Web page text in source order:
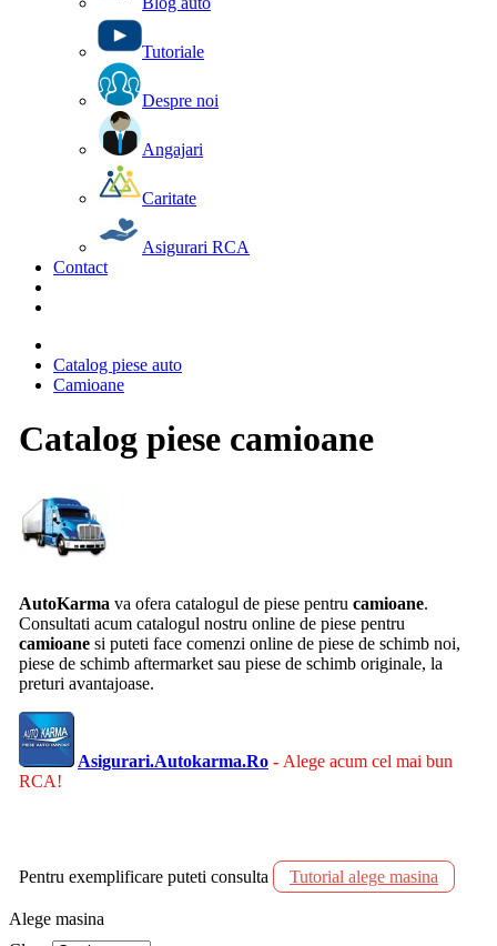
Tutoriale
Despre noi
Angajari
Caritate
Asigurari RCA
Contact
Catalog piese auto
Camioane
Catalog piese camioane
AutoKarma va ofera catalogul de piese pentru camioane.
Consultati acum catalogul nostru online de piese pentru
camioane si puteti face comenzi online de piese de schimb noi,
piese de schimb aftermarket sau piese de schimb originale, la
preturi avantajoase.
Asigurari.Autokarma.Ro - Alege acum cel mai bun
RCA!
Pentru exemplificare puteti consulta Tutorial alege masina
Alege masina